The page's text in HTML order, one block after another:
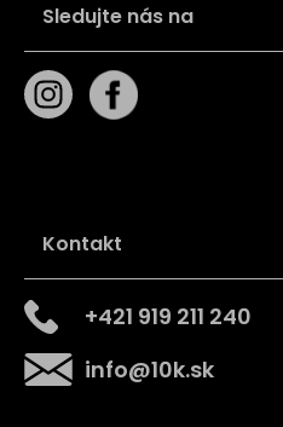
Sledujte nás na
Kontakt
info@10k.sk
+421 919 211 240